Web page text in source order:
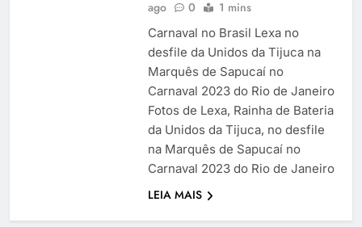
ago
0 1 mins
Carnaval no Brasil Lexa no
desfile da Unidos da Tijuca na
Marquês de Sapucaí no
Carnaval 2023 do Rio de Janeiro
Fotos de Lexa, Rainha de Bateria
da Unidos da Tijuca, no desfile
na Marquês de Sapucaí no
Carnaval 2023 do Rio de Janeiro
LEIA MAIS